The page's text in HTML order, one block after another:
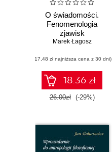
O świadomości.
Fenomenologia
zjawisk
umysłowych
Marek Łagosz
(17,48 zł najniższa cena z 30 dni)
18.36 zł
26.00zł (-29%)